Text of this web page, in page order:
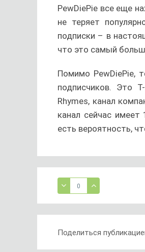
PewDiePie все еще
не теряет
подписки – в
что это самый
Помимо PewDiePie,
подписчиков. Это
Rhymes, канал
канал сейчас
есть вероятность,
0
Поделиться